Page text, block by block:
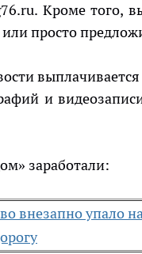
Кроме того,
или просто
и
заработали:
внезапно упало